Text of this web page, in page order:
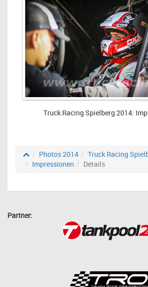
Truck Racing Spielberg 2014:
Photos 2014
Truck Racing
Impressionen
Details
Partner: